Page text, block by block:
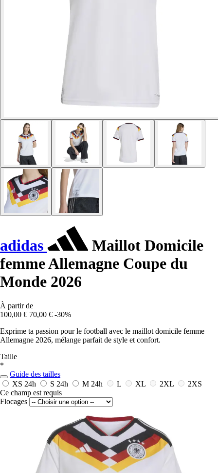
adidas
Maillot Domicile
femme Allemagne Coupe du
Monde 2026
À partir de
100,00 € 70,00 € -30%
Exprime ta passion pour le football avec le maillot domicile femme
Allemagne 2026, mélange parfait de style et confort.
Taille
*
Guide des tailles
XS 24h S 24h M 24h L XL 2XL
2XS
Ce champ est requis
Flocages